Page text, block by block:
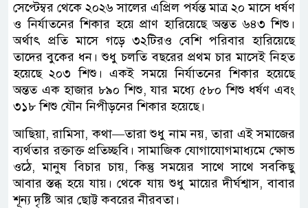
সেপ্টেম্বর থেকে ২০২৬ সালের এপ্রিল পর্যন্ত মাত্র ২০ মাসে ধর্ষণ
ও নির্যাতনের শিকার হয়ে প্রাণ হারিয়েছে অন্তত ৬৪৩ শিশু।
অর্থাৎ প্রতি মাসে গড়ে ৩২টিরও বেশি পরিবার হারিয়েছে
তাদের বুকের ধন। শুধু চলতি বছরের প্রথম চার মাসেই নিহত
হয়েছে ২০৩ শিশু। একই সময়ে নির্যাতনের শিকার হয়েছে
অন্তত এক হাজার ৮৯০ শিশু, যার মধ্যে ৫৮০ শিশু ধর্ষণ এবং
৩১৮ শিশু যৌন নিপীড়নের শিকার হয়েছে।
আছিয়া, রামিসা, কথা—তারা শুধু নাম নয়, তারা এই সমাজের
ব্যর্থতার রক্তাক্ত প্রতিচ্ছবি। সামাজিক যোগাযোগমাধ্যমে ক্ষোভ
ওঠে, মানুষ বিচার চায়, কিন্তু সময়ের সাথে সাথে সবকিছু
আবার স্তব্ধ হয়ে যায়। থেকে যায় শুধু মায়ের দীর্ঘশ্বাস, বাবার
শূন্য দৃষ্টি আর ছোট্ট কবরের নীরবতা।